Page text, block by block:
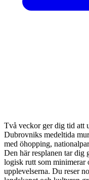
Två veckor ger dig tid att
Dubrovniks medeltida
med öhopping,
Den här resplanen tar dig
logisk rutt som minimerar
upplevelserna. Du reser